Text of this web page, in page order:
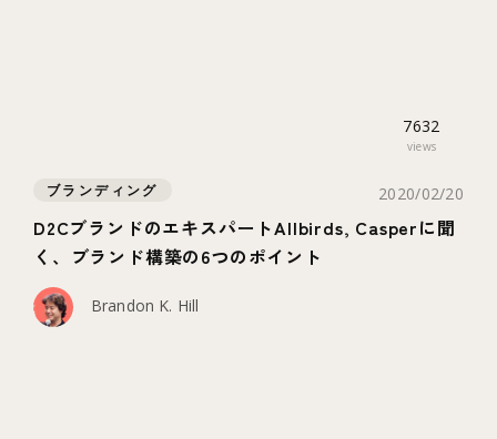
7632
views
ブランディング 2020/02/20
D2CブランドのエキスパートAllbirds, Casperに聞
く、ブランド構築の6つのポイント
Brandon K. Hill